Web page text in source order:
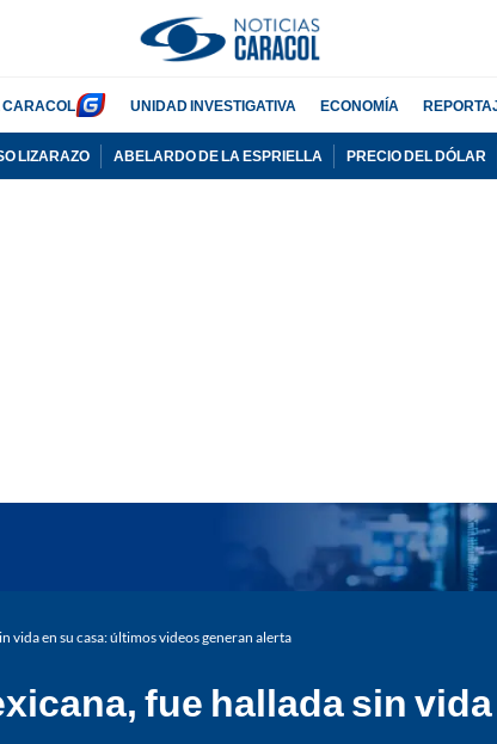
CARACOL UNIDAD INVESTIGATIVA ECONOMÍA
LIZARAZO ABELARDO DE LA ESPRIELLA PRECIO DEL DÓLAR
vida en su casa: últimos videos generan alerta
fue hallada sin